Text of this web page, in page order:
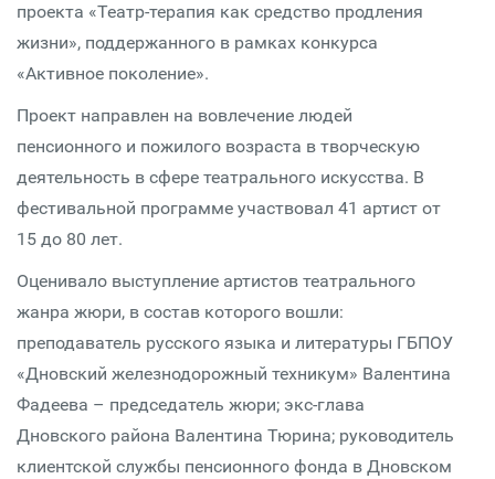
проекта «Театр-терапия как средство продления
жизни», поддержанного в рамках конкурса
«Активное поколение».
Проект направлен на вовлечение людей
пенсионного и пожилого возраста в творческую
деятельность в сфере театрального искусства. В
фестивальной программе участвовал 41 артист от
15 до 80 лет.
Оценивало выступление артистов театрального
жанра жюри, в состав которого вошли:
преподаватель русского языка и литературы ГБПОУ
«Дновский железнодорожный техникум» Валентина
Фадеева – председатель жюри; экс-глава
Дновского района Валентина Тюрина; руководитель
клиентской службы пенсионного фонда в Дновском